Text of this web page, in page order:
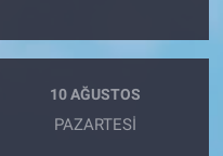
10 AĞUSTOS
PAZARTESI